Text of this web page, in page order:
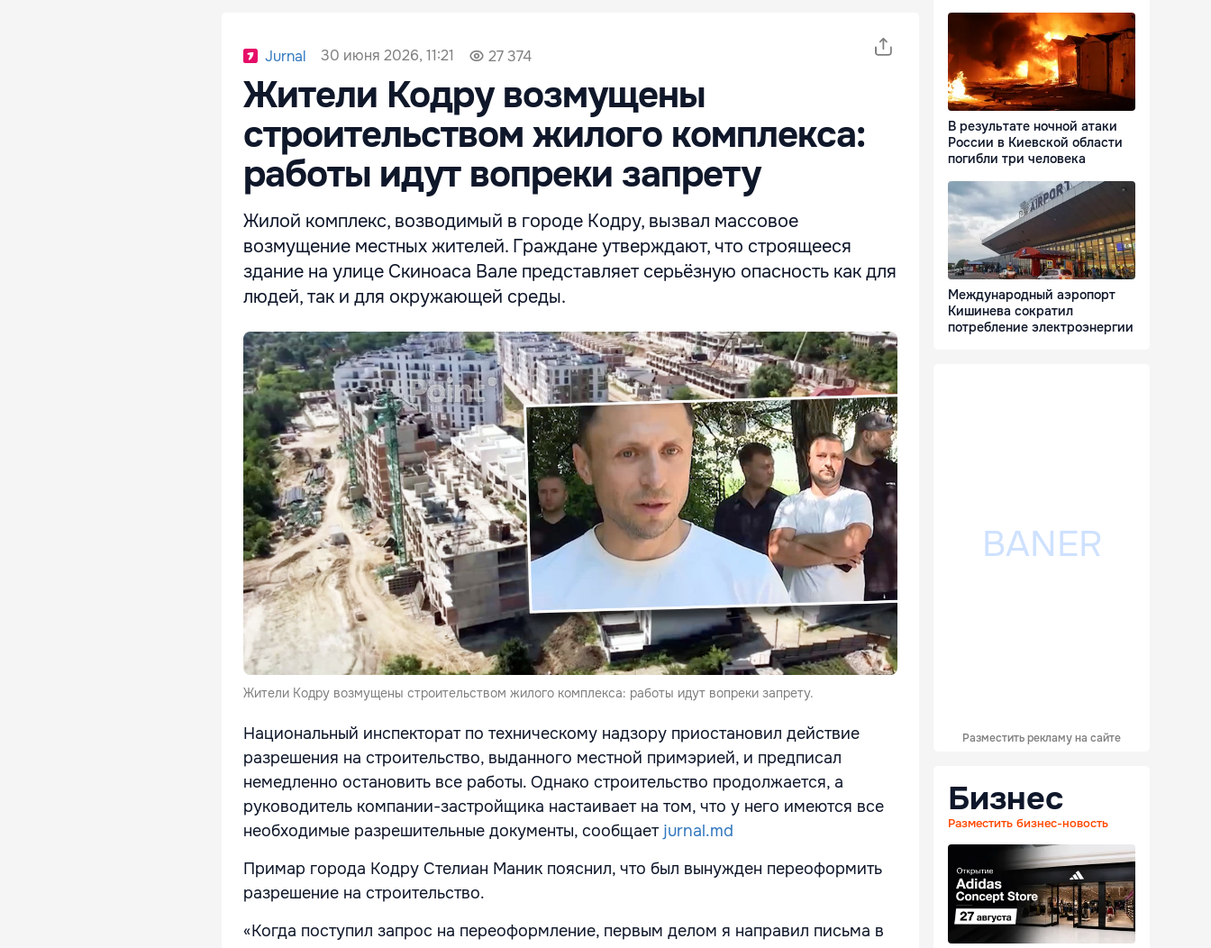
Jurnal 30 июня 2026, 11:21 27 374
Жители Кодру возмущены
строительством жилого комплекса:
работы идут вопреки запрету
Жилой комплекс, возводимый в городе Кодру, вызвал массовое
возмущение местных жителей. Граждане утверждают, что строящееся
здание на улице Скиноаса Вале представляет серьёзную опасность как для
людей, так и для окружающей среды.
Жители Кодру возмущены строительством жилого комплекса: работы идут вопреки запрету.
Национальный инспекторат по техническому надзору приостановил действие
разрешения на строительство, выданного местной примэрией, и предписал
немедленно остановить все работы. Однако строительство продолжается, а
руководитель компании-застройщика настаивает на том, что у него имеются все
необходимые разрешительные документы, сообщает jurnal.md
Примар города Кодру Стелиан Маник пояснил, что был вынужден переоформить
разрешение на строительство.
«Когда поступил запрос на переоформление, первым делом я направил письма в
В результате ночной атаки
России в Киевской области
погибли три человека
Международный аэропорт
Кишинева сократил
потребление электроэнергии
Разместить рекламу на сайте
Бизнес
Разместить бизнес-новость